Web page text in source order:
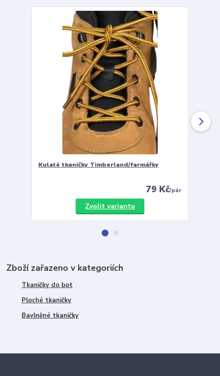
Kulaté tkaničky Timberland/farmářky
79 Kč/pár
Zvolit variantu
Zboží zařazeno v kategoriích
Tkaničky do bot
Ploché tkaničky
Bavlněné tkaničky